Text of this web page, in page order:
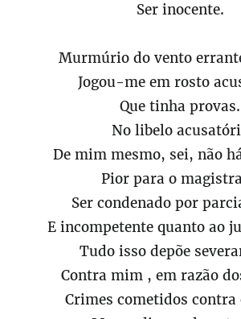
Ser inocente.
Murmúrio do vento
Jogou-me em rosto
Que tinha provas.
No libelo
De mim mesmo, sei, não
Pior para o
Ser condenado por
E incompetente quanto ao
Tudo isso depõe
Contra mim , em razão
Crimes cometidos